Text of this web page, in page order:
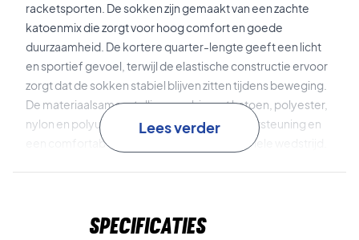
racketsporten. De sokken zijn gemaakt van een zachte
katoenmix die zorgt voor hoog comfort en goede
duurzaamheid. De kortere quarter-lengte geeft een licht
en sportief gevoel, terwijl de elastische constructie ervoor
zorgt dat de sokken stabiel blijven zitten tijdens beweging.
De materiaalsamenstelling combineert katoen, polyester,
nylon en polyurethaan voor flexibiliteit, ondersteuning en
een comfortabele pasvorm gedurende de hele wedstrijd.
training en wedstrijden.
Lees verder
Specificaties